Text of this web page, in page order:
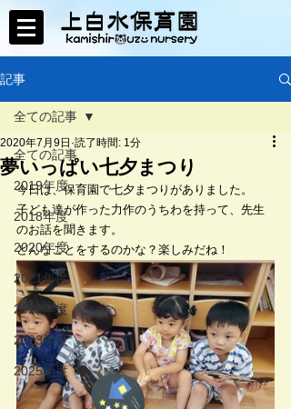
記事
全ての記事
2019年度
2018年度
2020年度
2021年度
2022年度
2023年度
2025年度
全ての記事
夢いっぱい七夕まつり
2020年7月9日 読了時間: 1分
今日は、保育園で七夕まつりがありました。
子ども達が作った力作のうちわを持って、先生
のお話を聞きます。
どんなことをするのかな？楽しみだね！